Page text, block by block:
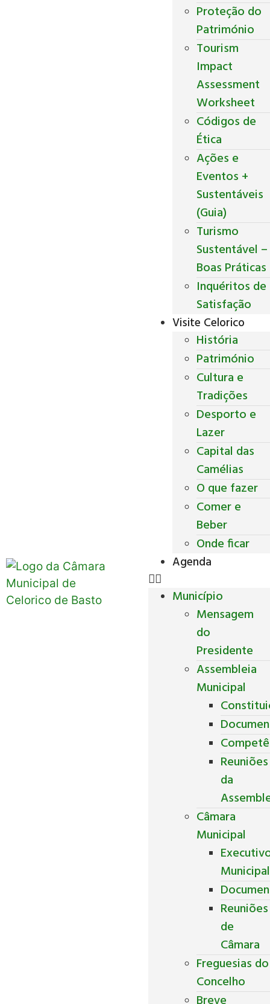
Proteção do
Património
Tourism
Impact
Assessment
Worksheet
Códigos de
Ética
Ações e
Eventos +
Sustentáveis
(Guia)
Turismo
Sustentável –
Boas Práticas
Inquéritos de
Satisfação
Visite Celorico
História
Património
Cultura e
Tradições
Desporto e
Lazer
Capital das
Camélias
O que fazer
Comer e
Beber
Onde ficar
Agenda
Município
Mensagem
do
Presidente
Assembleia
Municipal
Reuniões
da
Câmara
Municipal
Municipal
Reuniões
de
Câmara
Freguesias do
Concelho